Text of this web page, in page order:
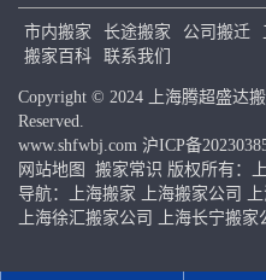
市内搬家 长途搬家 公司搬迁
搬家百科
联系我们
Copyright © 2024 上海腾超盛达
Reserved.
www.shfwbj.com 沪ICP备
网站地图
搬家常识 版权所有：
导航：
上海搬家 上海搬家公司
上海徐汇搬家公司
上海长宁搬家